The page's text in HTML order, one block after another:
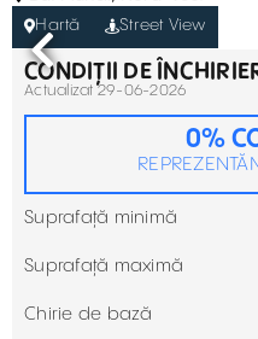
Hartă
Street View
CONDIȚII DE
Actualizat 29-06-2026
0%
Suprafață minimă
Suprafață maximă
Chirie de bază